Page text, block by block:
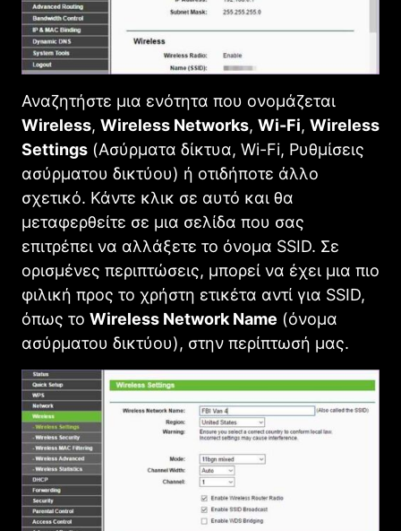
Αναζητήστε μια ενότητα που ονομάζεται
Wireless, Wireless Networks, Wi-Fi, Wireless
Settings (Ασύρματα δίκτυα, Wi-Fi, Ρυθμίσεις
ασύρματου δικτύου) ή οτιδήποτε άλλο
σχετικό. Κάντε κλικ σε αυτό και θα
μεταφερθείτε σε μια σελίδα που σας
επιτρέπει να αλλάξετε το όνομα SSID. Σε
ορισμένες περιπτώσεις, μπορεί να έχει μια πιο
φιλική προς το χρήστη ετικέτα αντί για SSID,
όπως το Wireless Network Name (όνομα
ασύρματου δικτύου), στην περίπτωσή μας.